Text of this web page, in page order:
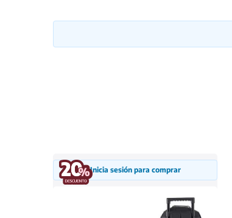
Inicia sesión para comprar